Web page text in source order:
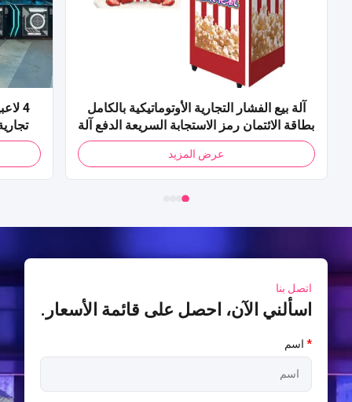
آلة بيع الفشار التجارية الأوتوماتيكية بالكامل
بطاقة الائتمان رمز الاستجابة السريعة الدفع آلة
بيع الذرة الفشار للمول
عرض المزيد
4
اتصل بنا
اسألني الآن، احصل على قائمة الأسعار.
* اسم